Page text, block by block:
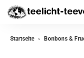
Startseite Bonbons &